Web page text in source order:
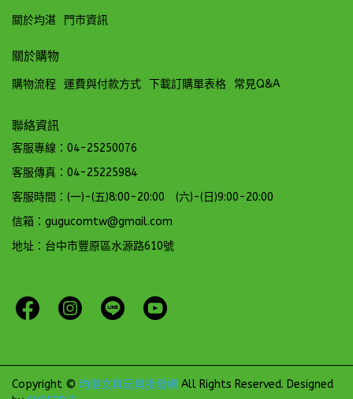
關於均湛 門市資訊
關於購物
購物流程 運費與付款方式 下載訂購單表格 常見Q&A
聯絡資訊
客服專線：04-25250076
客服傳真：04-25225984
客服時間：(一)-(五)8:00-20:00 (六)-(日)9:00-20:00
信箱：gugucomtw@gmail.com
地址：台中市豐原區水源路610號
Copyright © 均湛文具玩具批發網 All Rights Reserved. Designed